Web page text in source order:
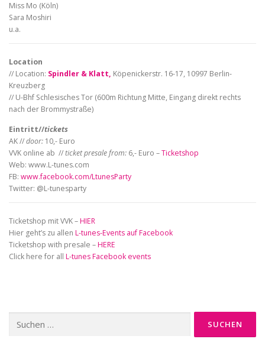
Miss Mo (Köln)
Sara Moshiri
u.a.
Location
// Location: Spindler & Klatt, Köpenickerstr. 16-17, 10997 Berlin-
Kreuzberg
// U-Bhf Schlesisches Tor (600m Richtung Mitte, Eingang direkt rechts
nach der Brommystraße)
Eintritt//tickets
AK //door: 10,- Euro
VVK online ab //ticket presalefrom: 6,- Euro –Ticketshop
Web: www.L-tunes.com
FB: www.facebook.com/LtunesParty
Twitter: @L-tunesparty
Ticketshop mit VVK –HIER
Hier geht’s zu allen L-tunes-Events auf Facebook
Ticketshop with presale –HERE
Click here for all L-tunes Facebook events
nach: